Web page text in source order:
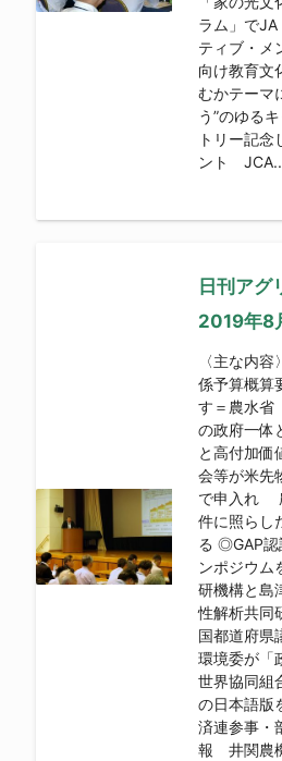
ラム」で
ティブ・メ
向け教育文
むかテーマ
う”のゆる
トリー記
ント
日刊ア
2019年8
〈主な内
係予算概算
す＝農水
の政府一体
と高付加
会等が米先
で申入れ
件に照らし
る ◎GAP認
ンポジウ
研機構と島
性解析共同
国都道府県
環境委が「
世界協同組
の日本語版
済連参事・
報 井関農